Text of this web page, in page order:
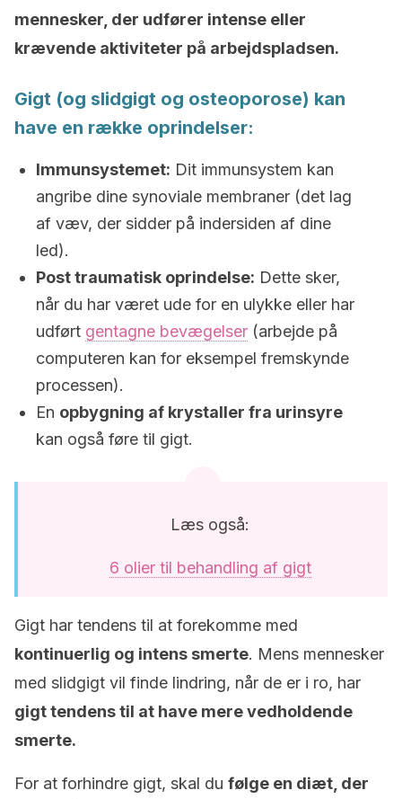
mennesker, der udfører intense eller
krævende aktiviteter på arbejdspladsen.
Gigt (og slidgigt og osteoporose) kan
have en række oprindelser:
Immunsystemet: Dit immunsystem kan
angribe dine synoviale membraner (det lag
af væv, der sidder på indersiden af ​​dine
led).
Post traumatisk oprindelse: Dette sker,
når du har været ude for en ulykke eller har
udført gentagne bevægelser (arbejde på
computeren kan for eksempel fremskynde
processen).
En opbygning af krystaller fra urinsyre
kan også føre til gigt.
Læs også:
6 olier til behandling af gigt
Gigt har tendens til at forekomme med
kontinuerlig og intens smerte. Mens mennesker
med slidgigt vil finde lindring, når de er i ro, har
gigt tendens til at have mere vedholdende
smerte.
For at forhindre gigt, skal du følge en diæt, der